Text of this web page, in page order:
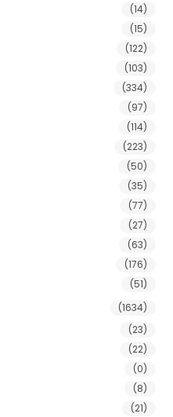
(14)
(15)
(122)
(103)
(334)
(97)
(114)
(223)
(50)
(35)
(77)
(27)
(63)
(176)
(51)
(1634)
(23)
(22)
(0)
(8)
(21)